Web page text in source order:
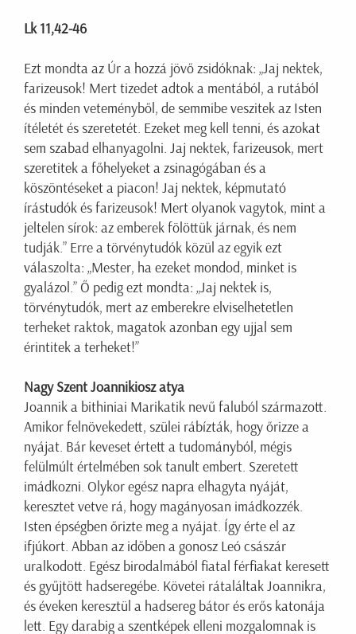
Lk 11,42-46
Ezt mondta az Úr a hozzá jövő zsidóknak: „Jaj nektek,
farizeusok! Mert tizedet adtok a mentából, a rutából
és minden veteményből, de semmibe veszitek az Isten
ítéletét és szeretetét. Ezeket meg kell tenni, és azokat
sem szabad elhanyagolni. Jaj nektek, farizeusok, mert
szeretitek a főhelyeket a zsinagógában és a
köszöntéseket a piacon! Jaj nektek, képmutató
írástudók és farizeusok! Mert olyanok vagytok, mint a
jeltelen sírok: az emberek fölöttük járnak, és nem
tudják.” Erre a törvénytudók közül az egyik ezt
válaszolta: „Mester, ha ezeket mondod, minket is
gyalázol.” Ő pedig ezt mondta: „Jaj nektek is,
törvénytudók, mert az emberekre elviselhetetlen
terheket raktok, magatok azonban egy ujjal sem
érintitek a terheket!”
Nagy Szent Joannikiosz atya
Joannik a bithiniai Marikatik nevű faluból származott.
Amikor felnövekedett, szülei rábízták, hogy őrizze a
nyájat. Bár keveset értett a tudományból, mégis
felülmúlt értelmében sok tanult embert. Szeretett
imádkozni. Olykor egész napra elhagyta nyáját,
keresztet vetve rá, hogy magányosan imádkozzék.
Isten épségben őrizte meg a nyájat. Így érte el az
ifjúkort. Abban az időben a gonosz Leó császár
uralkodott. Egész birodalmából fiatal férfiakat keresett
és gyűjtött hadseregébe. Követei rátaláltak Joannikra,
és éveken keresztül a hadsereg bátor és erős katonája
lett. Egy darabig a szentképek elleni mozgalomnak is